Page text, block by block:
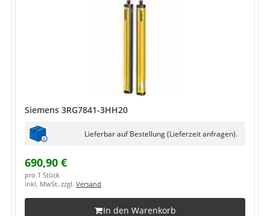
Siemens 3RG7841-3HH20
Lieferbar auf Bestellung (Lieferzeit anfragen).
690,90 €
pro 1 Stück
inkl. MwSt. zzgl. Versand
In den Warenkorb